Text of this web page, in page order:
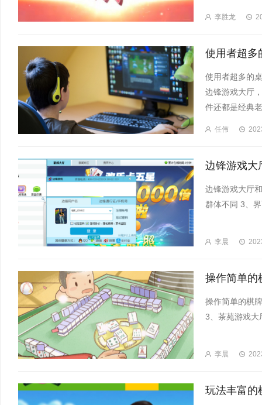
李胜龙
使用者超多的
边锋游戏大厅
件还都是经典
任伟
边锋游戏大厅
群体不同 3、
李晨
操作简单的棋
3、茶苑游戏大
李晨